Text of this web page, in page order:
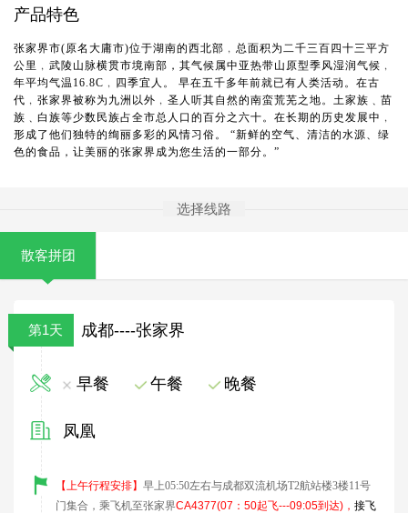
产品特色
张家界市(原名大庸市)位于湖南的西北部﹐总面积为二千三百四十三平方
公里﹐武陵山脉横贯市境南部，其气候属中亚热带山原型季风湿润气候﹐
年平均气温16.8C﹐四季宜人。 早在五千多年前就已有人类活动。在古
代﹐张家界被称为九洲以外﹐圣人听其自然的南蛮荒芜之地。土家族﹑苗
族﹑白族等少数民族占全市总人口的百分之六十。在长期的历史发展中﹐
形成了他们独特的绚丽多彩的风情习俗。 “新鲜的空气、清洁的水源、绿
色的食品，让美丽的张家界成为您生活的一部分。”
选择线路
散客拼团
第1天 成都----张家界
早餐 午餐 晚餐
凤凰
【上午行程安排】 早上05:50左右与成都双流机场T2航站楼3楼11号
门集合，乘飞机至张家界CA4377(07 ：50起飞---09:05到达)， 接飞